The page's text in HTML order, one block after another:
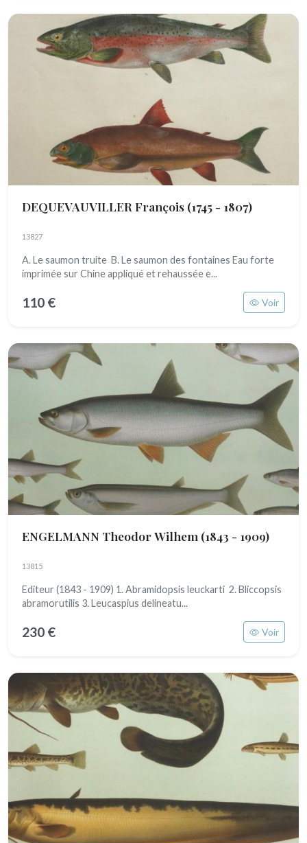
DEQUEVAUVILLER François (1745 - 1807)
13827
A. Le saumon truite B. Le saumon des fontaines Eau forte
imprimée sur Chine appliqué et rehaussée e...
110 € Voir
ENGELMANN Theodor Wilhem (1843 - 1909)
13815
Editeur (1843 - 1909) 1. Abramidopsis leuckarti 2. Bliccopsis
abramorutilis 3. Leucaspius delineatu...
230 € Voir